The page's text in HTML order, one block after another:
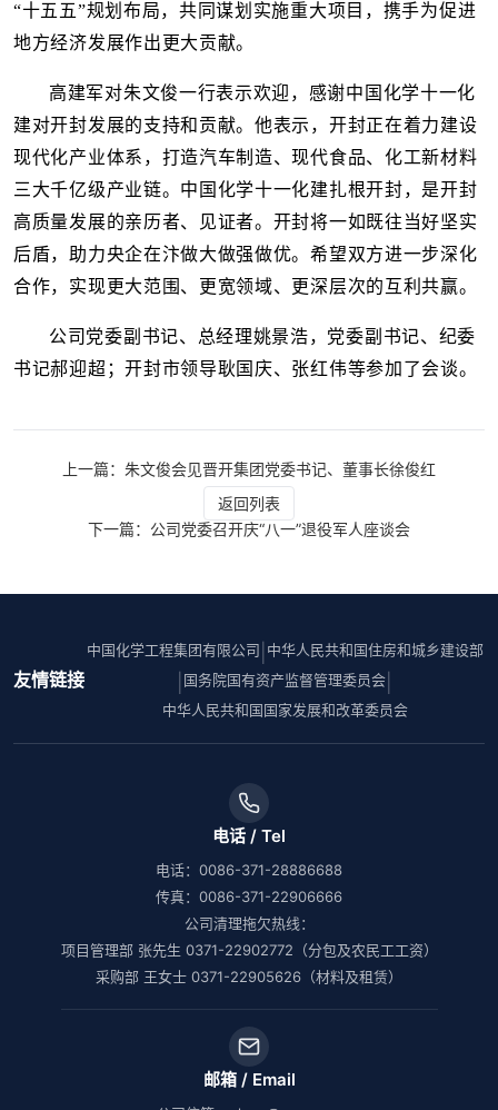
“十五五”规划布局，共同谋划实施重大项目，携手为促进
地方经济发展作出更大贡献。
高建军对朱文俊一行表示欢迎，感谢中国化学十一化
建对开封发展的支持和贡献。他表示，开封正在着力建设
现代化产业体系，打造汽车制造、现代食品、化工新材料
三大千亿级产业链。中国化学十一化建扎根开封，是开封
高质量发展的亲历者、见证者。开封将一如既往当好坚实
后盾，助力央企在汴做大做强做优。希望双方进一步深化
合作，实现更大范围、更宽领域、更深层次的互利共赢。
公司党委副书记、总经理姚景浩，党委副书记、纪委
书记郝迎超；开封市领导耿国庆、张红伟等参加了会谈。
上一篇：朱文俊会见晋开集团党委书记、董事长徐俊红
返回列表
下一篇：公司党委召开庆“八一”退役军人座谈会
友情链接
中国化学工程集团有限公司 中华人民共和国住房和城乡建设部
国务院国有资产监督管理委员会
中华人民共和国国家发展和改革委员会
电话 / Tel
电话：0086-371-28886688
传真：0086-371-22906666
公司清理拖欠热线：
项目管理部 张先生 0371-22902772（分包及农民工工资）
采购部 王女士 0371-22905626（材料及租赁）
邮箱 / Email